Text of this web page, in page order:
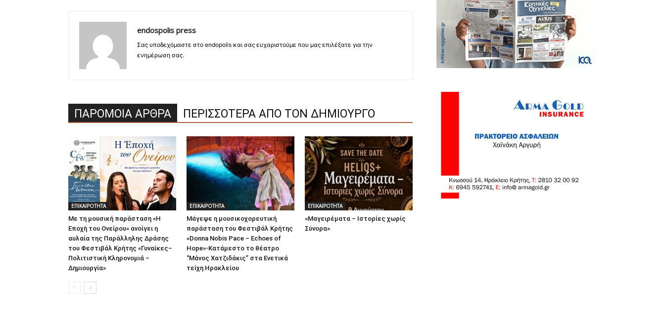
endospolis press
Σας υποδεχόμαστε στο endopolis και σας ευχαριστούμε που μας επιλέξατε για την
ενημέρωση σας.
ΠΑΡΟΜΟΙΑ ΑΡΘΡΑ ΠΕΡΙΣΣΟΤΕΡΑ ΑΠΟ ΤΟΝ ΔΗΜΙΟΥΡΓΟ
ΕΠΙΚΑΙΡΟΤΗΤΑ
Με τη μουσική παράσταση «Η
Εποχή του Ονείρου» ανοίγει η
αυλαία της Παράλληλης Δράσης
του Φεστιβάλ Κρήτης «Γυναίκες–
Πολιτιστική Κληρονομιά –
Δημιουργία»
ΕΠΙΚΑΙΡΟΤΗΤΑ
Μάγεψε η μουσικοχορευτική
παράσταση του Φεστιβάλ Κρήτης
«Donna Nobis Pace – Echoes of
Hope»-Κατάμεστο το θέατρο
“Μάνος Χατζιδάκις” στα Ενετικά
τείχη Ηρακλείου
ΕΠΙΚΑΙΡΟΤΗΤΑ
«Μαγειρέματα – Ιστορίες χωρίς
Σύνορα»